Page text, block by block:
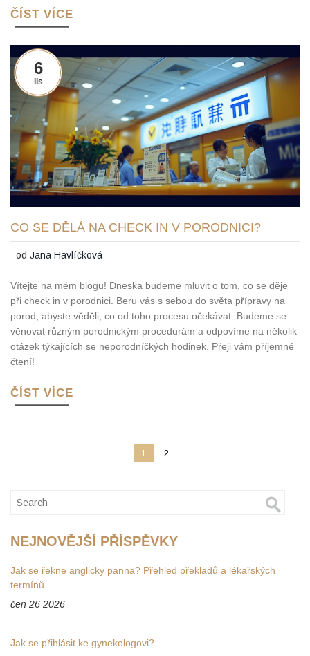
ČÍST VÍCE
6
lis
CO SE DĚLÁ NA CHECK IN V PORODNICI?
odJana Havlíčková
Vítejte na mém blogu! Dneska budeme mluvit o tom, co se děje
při check in v porodnici. Beru vás s sebou do světa přípravy na
porod, abyste věděli, co od toho procesu očekávat. Budeme se
věnovat různým porodnickým procedurám a odpovíme na několik
otázek týkajících se neporodníčkých hodinek. Přeji vám příjemné
čtení!
ČÍST VÍCE
1 2
NEJNOVĚJŠÍ PŘÍSPĚVKY
Jak se řekne anglicky panna? Přehled překladů a lékařských
termínů
čen 26 2026
Jak se přihlásit ke gynekologovi?